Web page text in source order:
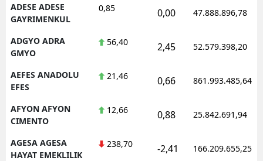
ADESE ADESE
GAYRIMENKUL
0,85 0,00 47.888.896,78
ADGYO ADRA
GMYO
56,40 2,45 52.579.398,20
AEFES ANADOLU
EFES
21,46 0,66 861.993.485,64
AFYON AFYON
CIMENTO
12,66 0,88 25.842.691,94
AGESA AGESA
HAYAT EMEKLILIK
238,70 -2,41 166.209.655,25